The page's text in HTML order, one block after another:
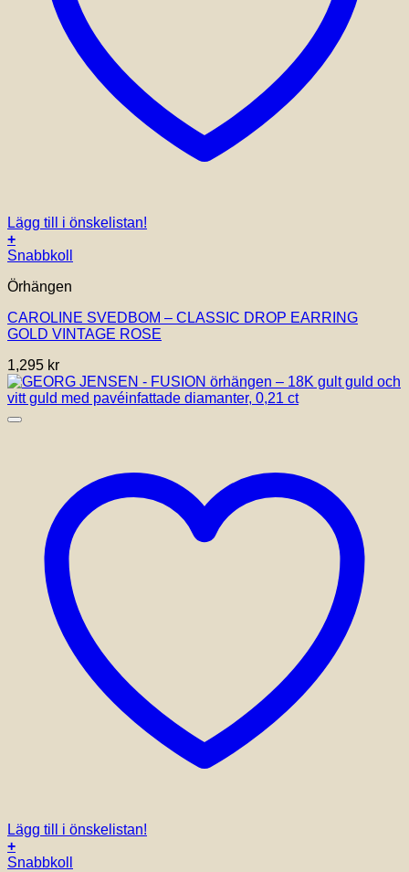
Lägg till i önskelistan!
+
Snabbkoll
Örhängen
CAROLINE SVEDBOM – CLASSIC DROP EARRING
GOLD VINTAGE ROSE
1,295 kr
Lägg till i önskelistan!
+
Snabbkoll